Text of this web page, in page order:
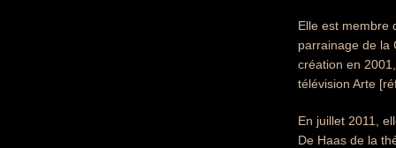
Elle est membre
parrainage de la
création en
télévision Arte
En juillet 2011,
De Haas de la